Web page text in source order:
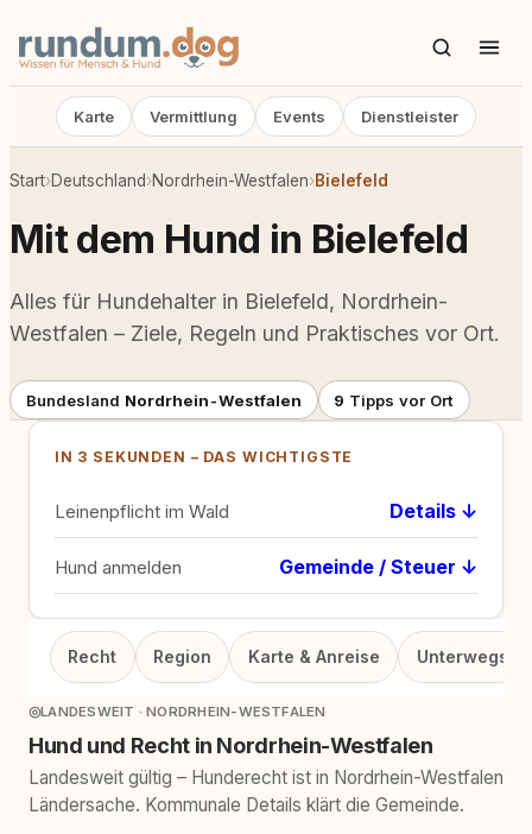
Karte Vermittlung Events Dienstleister
Start›Deutschland›Nordrhein-Westfalen›Bielefeld
Mit dem Hund in Bielefeld
Alles für Hundehalter in Bielefeld, Nordrhein-
Westfalen – Ziele, Regeln und Praktisches vor Ort.
Bundesland Nordrhein-Westfalen 9 Tipps vor Ort
IN 3 SEKUNDEN – DAS WICHTIGSTE
Leinenpflicht im Wald Details ↓
Hund anmelden Gemeinde / Steuer ↓
Recht Region Karte & Anreise Unterwegs
◎LANDESWEIT · NORDRHEIN-WESTFALEN
Hund und Recht in Nordrhein-Westfalen
Landesweit gültig – Hunderecht ist in Nordrhein-Westfalen
Ländersache. Kommunale Details klärt die Gemeinde.